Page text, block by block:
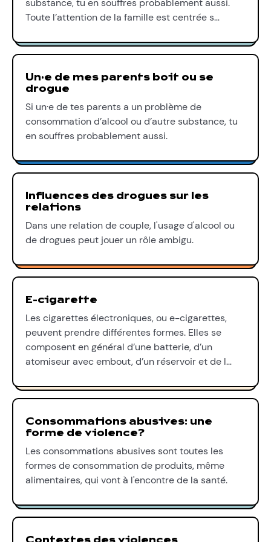
substance, tu en souffres probablement aussi.
Toute l’attention de la famille est centrée s…
Un·e de mes parents boit ou se
drogue
Si un·e de tes parents a un problème de
consommation d’alcool ou d’autre substance, tu
en souffres probablement aussi.
Influences des drogues sur les
relations
Dans une relation de couple, l'usage d'alcool ou
de drogues peut jouer un rôle ambigu.
E-cigarette
Les cigarettes électroniques, ou e-cigarettes,
peuvent prendre différentes formes. Elles se
composent en général d’une batterie, d’un
atomiseur avec embout, d’un réservoir et de l…
Consommations abusives: une
forme de violence?
Les consommations abusives sont toutes les
formes de consommation de produits, même
alimentaires, qui vont à l'encontre de la santé.